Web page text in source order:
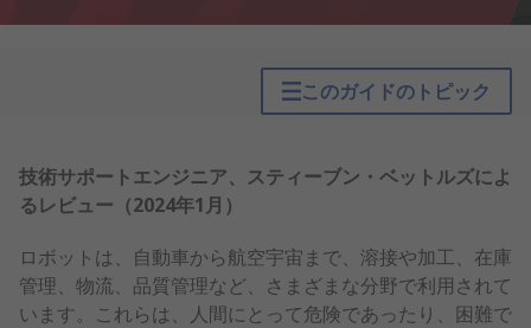
このガイドのトピック
技術サポートエンジニア、スティーブン・ベットルズによ
るレビュー（2024年1月）
ロボットは、自動車から航空宇宙まで、溶接や加工、在庫
管理、物流、品質管理など、さまざまな分野で利用されて
います。これらは、人間にとって危険であったり、困難で